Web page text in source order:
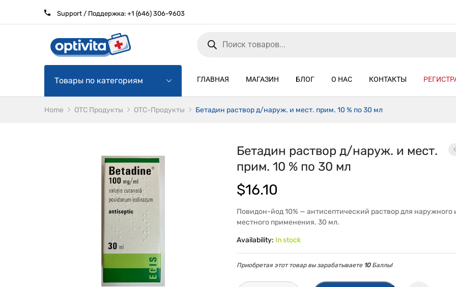
Support / Поддержка: +1 (646) 306-9603
Товары по категориям ГЛАВНАЯ МАГАЗИН БЛОГ О НАС КОНТАКТЫ
Home ОТС Продукты OTC-Продукты Бетадин раствор д/наруж. и мест. прим. 10 % по 30 мл
Бетадин раствор д/наруж. и мест.
прим. 10 % по 30 мл
$16.10
Повидон-йод 10% — антисептический раствор для наружного
местного применения. 30 мл.
Availability: In stock
Приобретая этот товар вы зарабатываете 10Баллы!